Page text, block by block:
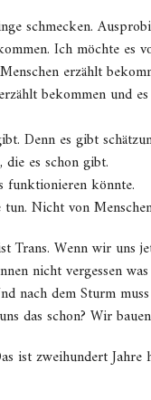
schmecken.
Ich möchte
erzählt
bekommen und
Denn es gibt
es schon gibt.
funktionieren könnte.
Nicht von
Wenn wir uns
nicht vergessen
nach dem Sturm
das schon? Wir
ist zweihundert